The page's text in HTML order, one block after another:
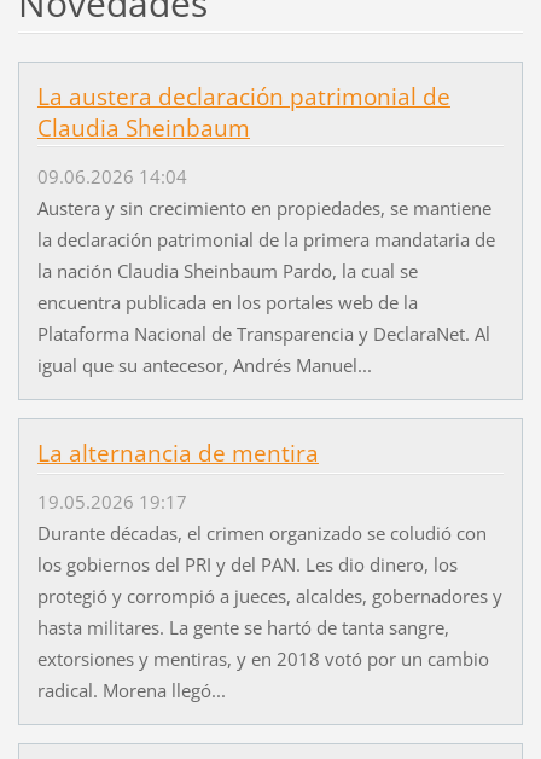
La austera declaración patrimonial de
Claudia Sheinbaum
09.06.2026 14:04
Austera y sin crecimiento en propiedades, se mantiene
la declaración patrimonial de la primera mandataria de
la nación Claudia Sheinbaum Pardo, la cual se
encuentra publicada en los portales web de la
Plataforma Nacional de Transparencia y DeclaraNet. Al
igual que su antecesor, Andrés Manuel...
La alternancia de mentira
19.05.2026 19:17
Durante décadas, el crimen organizado se coludió con
los gobiernos del PRI y del PAN. Les dio dinero, los
protegió y corrompió a jueces, alcaldes, gobernadores y
hasta militares. La gente se hartó de tanta sangre,
extorsiones y mentiras, y en 2018 votó por un cambio
radical. Morena llegó...